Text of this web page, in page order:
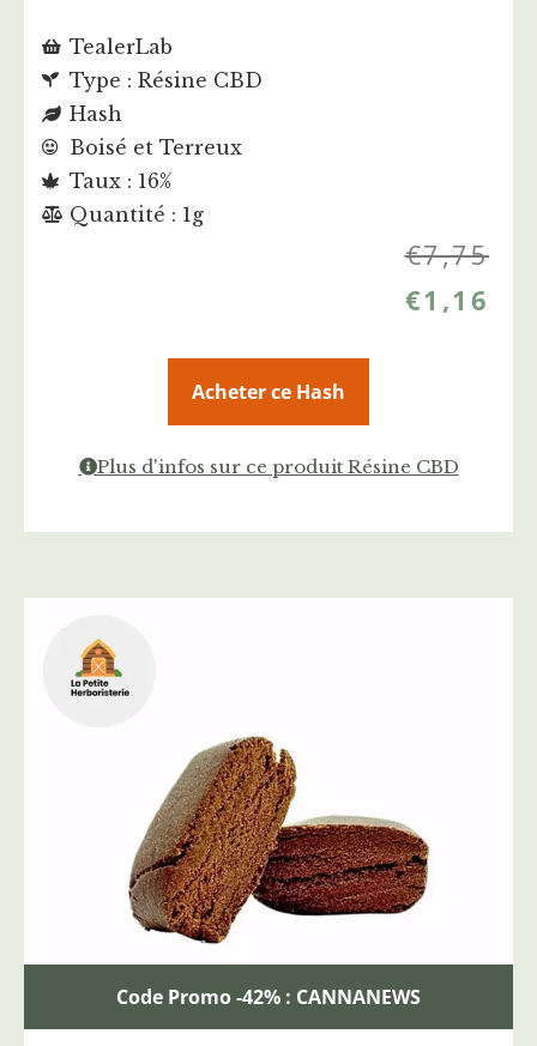
TealerLab
Type : Résine CBD
Hash
Boisé et Terreux
Taux : 16%
Quantité : 1g
€7,75
€1,16
Acheter ce Hash
Plus d'infos sur ce produit Résine CBD
Code Promo -42% : CANNANEWS